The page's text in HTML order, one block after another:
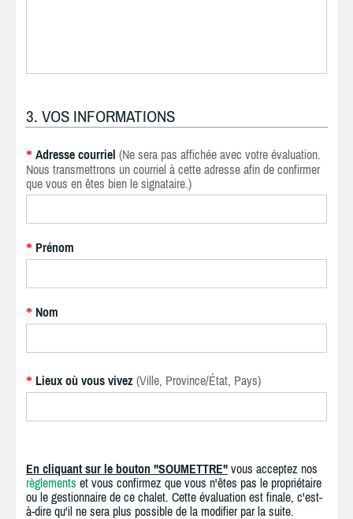
3. VOS INFORMATIONS
* Adresse courriel (Ne sera pas affichée avec votre évaluation.
Nous transmettrons un courriel à cette adresse afin de confirmer
que vous en êtes bien le signataire.)
* Prénom
* Nom
* Lieux où vous vivez (Ville, Province/État, Pays)
En cliquant sur le bouton "SOUMETTRE" vous acceptez nos
règlements et vous confirmez que vous n'êtes pas le propriétaire
ou le gestionnaire de ce chalet. Cette évaluation est finale, c'est-
à-dire qu'il ne sera plus possible de la modifier par la suite.